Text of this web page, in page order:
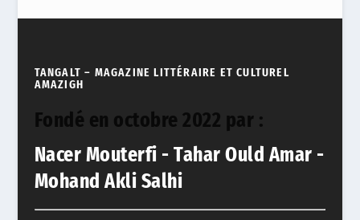
TANGALT – MAGAZINE LITTÉRAIRE ET CULTUREL
AMAZIGH
Fondé en octobre 2022 par :
Nacer Mouterfi - Tahar Ould Amar -
Mohand Akli Salhi